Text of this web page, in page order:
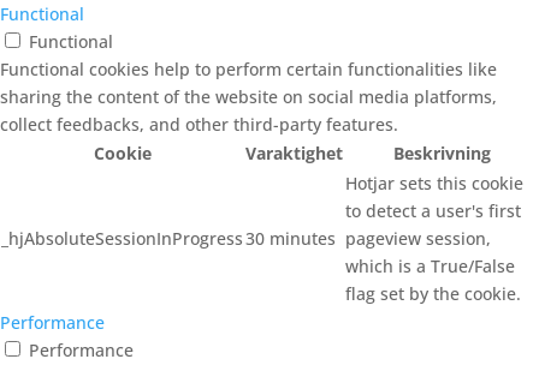
Functional
Functional
Functional cookies help to perform certain functionalities like
sharing the content of the website on social media platforms,
collect feedbacks, and other third-party features.
Cookie
Varaktighet Beskrivning
_hjAbsoluteSessionInProgress30 minutes
Hotjar sets this cookie
to detect a user's first
pageview session,
which is a True/False
flag set by the cookie.
Performance
Performance